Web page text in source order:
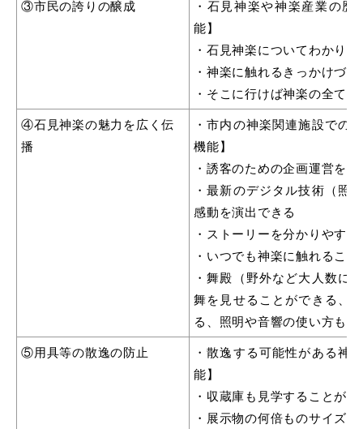
③市民の誇りの醸成
・石見神楽や神楽産業の
能】
・石見神楽についてわかり
・神楽に触れるきっかけづく
・そこに行けば神楽の全て
④石見神楽の魅力を広く伝
播
・市内の神楽関連施設での
機能】
・誘客のための企画運営を
・最新のデジタル技術（照
感動を演出できる
・ストーリーを分かりやす
・いつでも神楽に触れるこ
・舞殿（野外など大人数に
舞を見せることができる、
る、照明や音響の使い方も
⑤用具等の散逸の防止
・散逸する可能性がある神
能】
・収蔵庫も見学することが
・展示物の何倍ものサイズ